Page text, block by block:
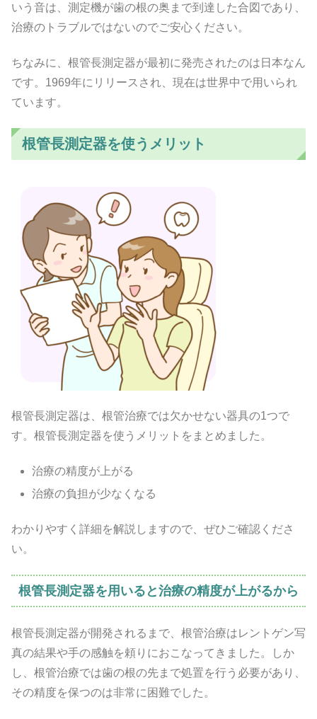
いう音は、測定機が歯の根の奥まで到達した合図であり、
治療のトラブルではないのでご安心ください。
ちなみに、根管長測定器が最初に発売されたのは日本なん
です。1969年にリリースされ、現在は世界中で用いられ
ています。
根管長測定器を使うメリット
根管長測定器は、根管治療では欠かせない器具の1つで
す。根管長測定器を使うメリットをまとめました。
治療の精度が上がる
治療の負担が少なくなる
わかりやすく詳細を解説しますので、ぜひご確認くださ
い。
根管長測定器を用いると治療の精度が上がるから
根管長測定器が開発されるまで、根管治療はレントゲン写
真の結果や手の感触を頼りにおこなってきました。しか
し、根管治療では歯の根の先まで処置を行う必要があり、
その精度を保つのは非常に困難でした。